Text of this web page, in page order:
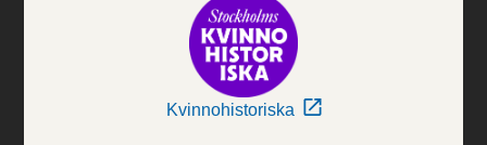
Kvinnohistoriska